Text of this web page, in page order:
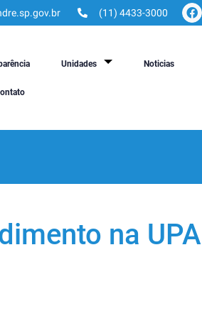
(11) 4433-3000
Unidades Noticias
na UPA